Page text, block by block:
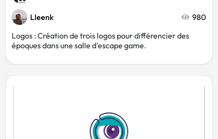
Lleenk
980
Logos : Création de trois logos pour différencier des
époques dans une salle d'escape game.